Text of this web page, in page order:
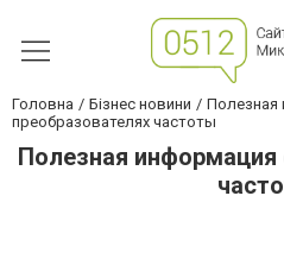
Головна Бізнес новини
Полезная
преобразователях частоты
Полезная информация